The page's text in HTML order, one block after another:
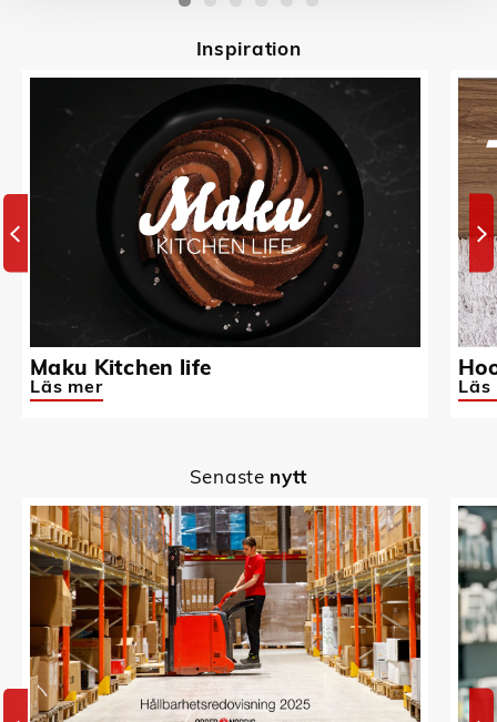
Inspiration
Maku Kitchen life
Läs mer Läs
Senaste nytt